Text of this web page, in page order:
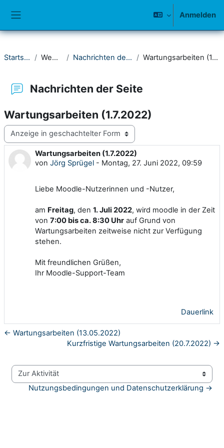
Anmelden
Startseite Website Nachrichten der Seite Wartungsarbeiten (1.7.2022)
Nachrichten der Seite
Wartungsarbeiten (1.7.2022)
Anzeigemodus
Wartungsarbeiten (1.7.2022)
von Jörg Sprügel - Montag, 27. Juni 2022, 09:59
Anzahl Antworten: 0
Liebe Moodle-Nutzerinnen und -Nutzer,
am Freitag, den 1. Juli 2022, wird moodle in der Zeit
von 7:00 bis ca. 8:30 Uhr auf Grund von
Wartungsarbeiten zeitweise nicht zur Verfügung
stehen.
Mit freundlichen Grüßen,
Ihr Moodle-Support-Team
Dauerlink
← Wartungsarbeiten (13.05.2022)
Kurzfristige Wartungsarbeiten (20.7.2022) →
Zur Aktivität
Nutzungsbedingungen und Datenschutzerklärung →